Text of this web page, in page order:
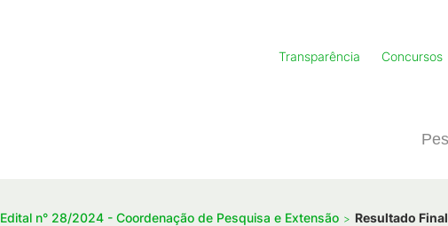
Transparência Concursos
Edital n° 28/2024 - Coordenação de Pesquisa e Extensão Resultado Final